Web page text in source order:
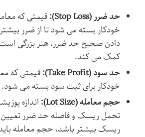
حد ضرر (Stop Loss):
قیمتی که
خودکار بسته می شود تا از ضرر
دادن صحیح حد ضرر، هنر بزرگی
کمک می کند.
حد سود (Take Profit):
قیمتی که
خودکار برای ثبت سود بسته می شود.
حجم معامله (Lot Size):
اندازه
تحمل ریسک و فاصله حد ضرر
ریسک بیشتر باشد، حجم معامله